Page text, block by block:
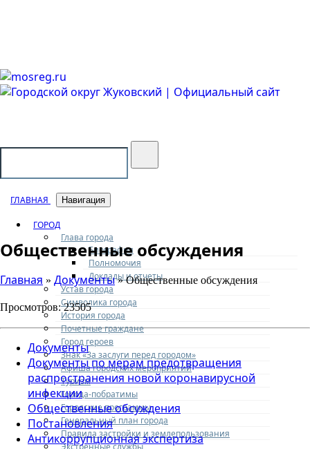
ГЛАВНАЯ Навигация
ГОРОД
Глава города
Биография
Полномочия
Доклады и отчеты
Устав города
Символика города
История города
Почетные граждане
Город героев
Знак «За заслуги перед городом»
Афиша городских мероприятий
Туризм
Города-побратимы
Городские программы
Генеральный план города
Правила застройки и землепользования
Экстренные службы
Общественные обсуждения
Главная » Документы» Общественные обсуждения
Просмотров: 23505
Документы
Документы по мерам предотвращения
распространения новой коронавирусной
инфекции
Общественные обсуждения
Постановления
Антикоррупционная экспертиза